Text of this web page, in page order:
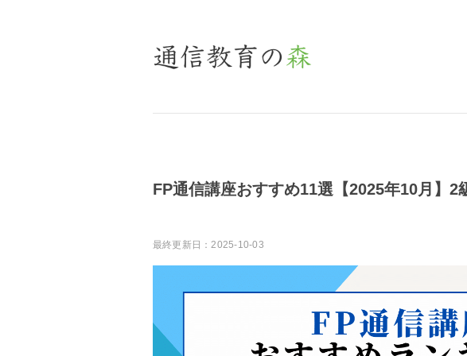
FP通信講座おすすめ11選【2025年10月】2
最終更新日：2025-10-03